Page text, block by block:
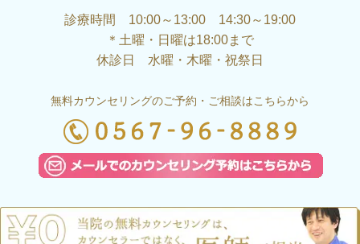
診療時間 10:00～13:00 14:30～19:00
＊土曜・日曜は18:00まで
休診日 水曜・木曜・祝祭日
無料カウンセリングのご予約・ご相談はこちらから